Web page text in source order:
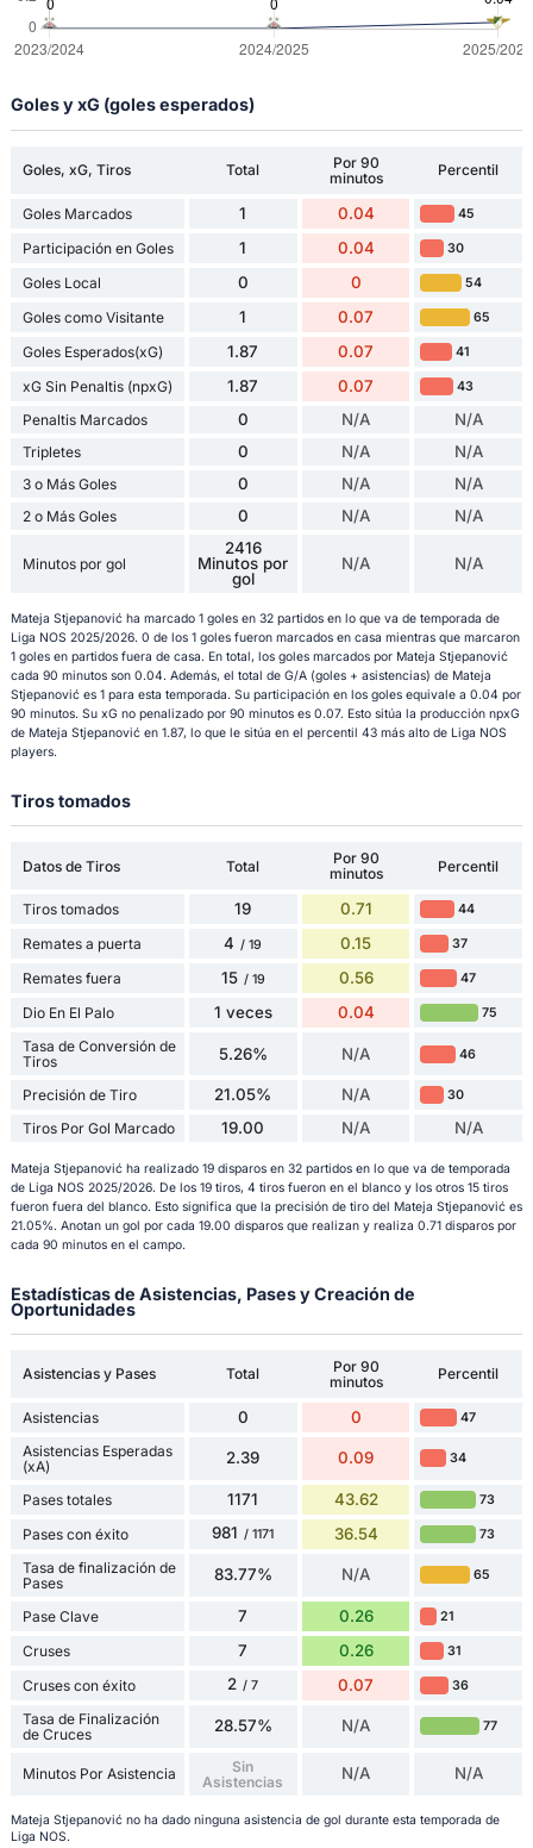
Goles y xG (goles esperados)
Goles, xG, Tiros Total
Por 90
minutos
Percentil
Goles Marcados 1 0.04 45
Participación en Goles 1 0.04 30
Goles Local 0 0 54
Goles como Visitante 1 0.07 65
Goles Esperados(xG) 1.87 0.07 41
xG Sin Penaltis (npxG) 1.87 0.07 43
Penaltis Marcados 0 N/A N/A
Tripletes 0 N/A N/A
3 o Más Goles 0 N/A N/A
2 o Más Goles 0 N/A N/A
Minutos por gol
2416
Minutos por
gol
N/A N/A
Mateja Stjepanović ha marcado 1 goles en 32 partidos en lo que va de temporada de
Liga NOS 2025/2026. 0 de los 1 goles fueron marcados en casa mientras que marcaron
1 goles en partidos fuera de casa. En total, los goles marcados por Mateja Stjepanović
cada 90 minutos son 0.04. Además, el total de G/A (goles + asistencias) de Mateja
Stjepanović es 1 para esta temporada. Su participación en los goles equivale a 0.04 por
90 minutos. Su xG no penalizado por 90 minutos es 0.07. Esto sitúa la producción npxG
de Mateja Stjepanović en 1.87, lo que le sitúa en el percentil 43 más alto de Liga NOS
players.
Tiros tomados
Datos de Tiros Total
Por 90
minutos
Percentil
Tiros tomados 19 0.71 44
Remates a puerta 4 / 19 0.15 37
Remates fuera 15 / 19 0.56 47
Dio En El Palo 1 veces 0.04 75
Tasa de Conversión de
Tiros
5.26% N/A 46
Precisión de Tiro 21.05% N/A 30
Tiros Por Gol Marcado 19.00 N/A N/A
Mateja Stjepanović ha realizado 19 disparos en 32 partidos en lo que va de temporada
de Liga NOS 2025/2026. De los 19 tiros, 4 tiros fueron en el blanco y los otros 15 tiros
fueron fuera del blanco. Esto significa que la precisión de tiro del Mateja Stjepanović es
21.05%. Anotan un gol por cada 19.00 disparos que realizan y realiza 0.71 disparos por
cada 90 minutos en el campo.
Estadísticas de Asistencias, Pases y Creación de
Oportunidades
Asistencias y Pases Total
Por 90
minutos
Percentil
Asistencias 0 0 47
Asistencias Esperadas
(xA)
2.39 0.09 34
Pases totales 1171 43.62 73
Pases con éxito 981 / 1171 36.54 73
Tasa de finalización de
Pases
83.77% N/A 65
Pase Clave 7 0.26 21
Cruses 7 0.26 31
Cruses con éxito 2 / 7 0.07 36
Tasa de Finalización
de Cruces
28.57% N/A 77
Minutos Por Asistencia
Sin
Asistencias
N/A N/A
Mateja Stjepanović no ha dado ninguna asistencia de gol durante esta temporada de
Liga NOS.